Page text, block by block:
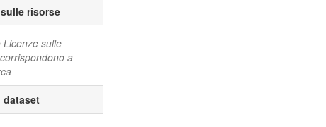
risorse
sulle
a
dataset